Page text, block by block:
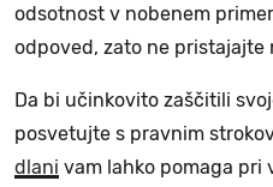
odsotnost v nobenem
odpoved, zato ne pristajajte
Da bi učinkovito zaščitili
posvetujte s pravnim
dlani vam lahko pomaga pri